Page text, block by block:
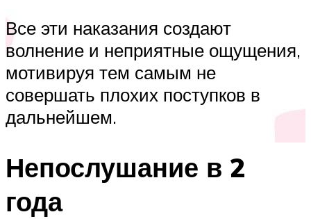
Все эти наказания создают
волнение и неприятные ощущения,
мотивируя тем самым не
совершать плохих поступков в
дальнейшем.
Непослушание в 2
года